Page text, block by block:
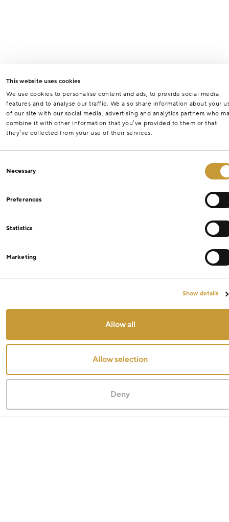
This website uses cookies
We use cookies to personalise content and ads, to provide social media
features and to analyse our traffic. We also share information about your
of our site with our social media, advertising and analytics partners who
combine it with other information that you’ve provided to them or that
they’ve collected from your use of their services.
Selection
Necessary
Preferences
Statistics
Marketing
Show details
Allow all
Allow selection
Deny